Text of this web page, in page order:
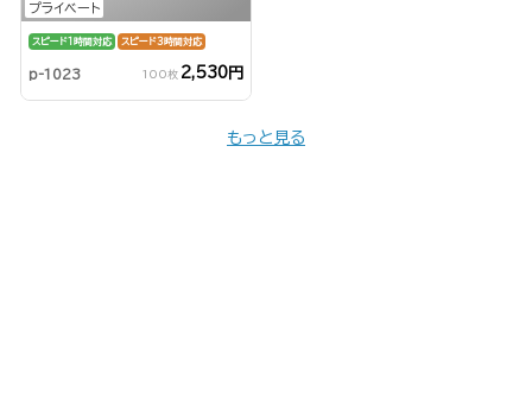
プライベート
スピード1時間対応 スピード3時間対応
p-1023 100枚 2,530円
もっと見る